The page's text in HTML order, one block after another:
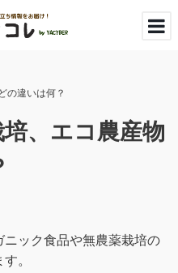
の違いは何？
、エコ農産物
ック食品や無農薬栽培の
。